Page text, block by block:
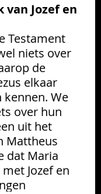
Jozef en
Testament
niets over
de
elkaar
kennen. We
over hun
uit het
Mattheus
dat Maria
Jozef en